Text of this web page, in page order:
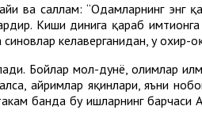
ва саллам: “Одамларнинг энг
Киши динига қараб
синовлар келаверганидан, у
Бойлар мол-дунё, олимлар
айримлар яқинлари, яъни
банда бу ишларнинг барчаси